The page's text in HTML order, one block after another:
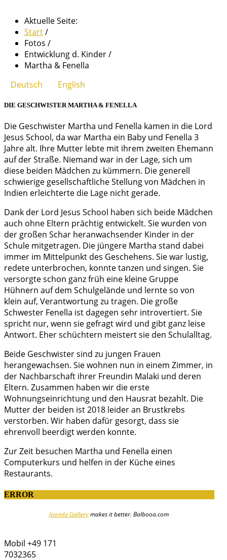
Aktuelle Seite:
Start/
Fotos /
Entwicklung d. Kinder/
Martha & Fenella
Deutsch
English
DIE GESCHWISTER MARTHA & FENELLA
Die Geschwister Martha und Fenella kamen in die Lord
Jesus School, da war Martha ein Baby und Fenella 3
Jahre alt. Ihre Mutter lebte mit ihrem zweiten Ehemann
auf der Straße. Niemand war in der Lage, sich um
diese beiden Mädchen zu kümmern. Die generell
schwierige gesellschaftliche Stellung von Mädchen in
Indien erleichterte die Lage nicht gerade.
Dank der Lord Jesus School haben sich beide Mädchen
auch ohne Eltern prächtig entwickelt. Sie wurden von
der großen Schar heranwachsender Kinder in der
Schule mitgetragen. Die jüngere Martha stand dabei
immer im Mittelpunkt des Geschehens. Sie war lustig,
redete unterbrochen, konnte tanzen und singen. Sie
versorgte schon ganz früh eine kleine Gruppe
Hühnern auf dem Schulgelände und lernte so von
klein auf, Verantwortung zu tragen. Die große
Schwester Fenella ist dagegen sehr introvertiert. Sie
spricht nur, wenn sie gefragt wird und gibt ganz leise
Antwort. Eher schüchtern meistert sie den Schulalltag.
Beide Geschwister sind zu jungen Frauen
herangewachsen. Sie wohnen nun in einem Zimmer, in
der Nachbarschaft ihrer Freundin Malaki und deren
Eltern. Zusammen haben wir die erste
Wohnungseinrichtung und den Hausrat bezahlt. Die
Mutter der beiden ist 2018 leider an Brustkrebs
verstorben. Wir haben dafür gesorgt, dass sie
ehrenvoll beerdigt werden konnte.
Zur Zeit besuchen Martha und Fenella einen
Computerkurs und helfen in der Küche eines
Restaurants.
ERROR
Joomla Gallerymakes it better. Balbooa.com
Mobil +49 171
7032365